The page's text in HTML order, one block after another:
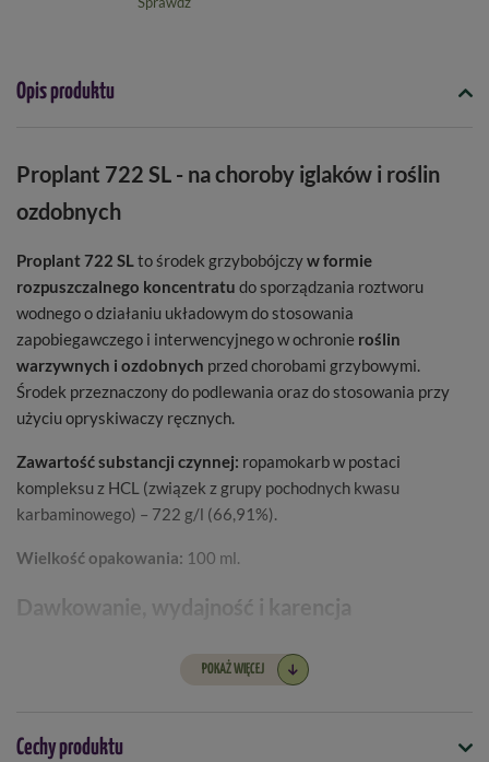
Opis produktu
Proplant 722 SL - na choroby iglaków i roślin
ozdobnych
Proplant 722 SLto środek grzybobójczyw formie
rozpuszczalnego koncentratu do sporządzania roztworu
wodnego o działaniu układowym do stosowania
zapobiegawczego i interwencyjnego w ochronie roślin
warzywnych i ozdobnych przed chorobami grzybowymi.
Środek przeznaczony do podlewania oraz do stosowania przy
użyciu opryskiwaczy ręcznych.
Zawartość substancji czynnej: ropamokarb w postaci
kompleksu z HCL (związek z grupy pochodnych kwasu
karbaminowego) – 722 g/l (66,91%).
Wielkość opakowania: 100 ml.
Dawkowanie, wydajność i karencja
Ogórek pod osłonami, pomidor pod osłonami, sałata pod
15 ml / 10 l wody (3-6 l gotowego roztworu/m
poinsecja pod osłonami, difenbachia pod osłonami,
POKAŻ WIĘCEJ
Cechy produktu